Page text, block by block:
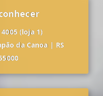
(loja 1)
da Canoa | RS